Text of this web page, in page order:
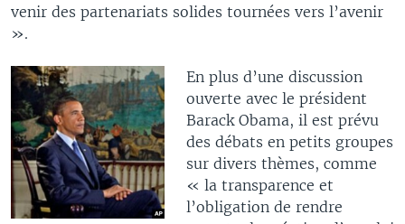
venir des partenariats solides tournées vers l’avenir
».
En plus d’une discussion
ouverte avec le président
Barack Obama, il est prévu
des débats en petits groupes
sur divers thèmes, comme
« la transparence et
l’obligation de rendre